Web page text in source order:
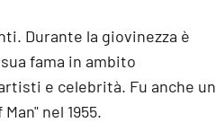
Durante la giovinezza è
fama in ambito
e celebrità. Fu anche un
nel 1955.